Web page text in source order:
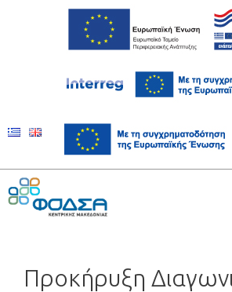
Προκήρυξη